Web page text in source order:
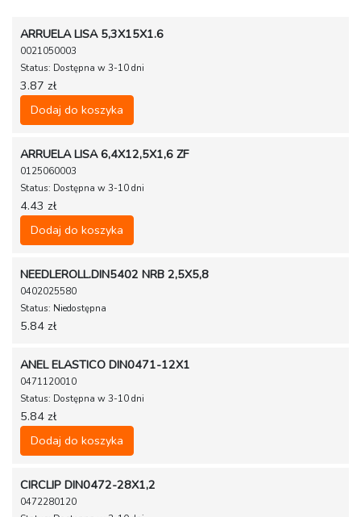
ARRUELA LISA 5,3X15X1.6
0021050003
Status: Dostępna w 3-10 dni
3.87 zł
Dodaj do koszyka
ARRUELA LISA 6,4X12,5X1,6 ZF
0125060003
Status: Dostępna w 3-10 dni
4.43 zł
Dodaj do koszyka
NEEDLEROLL.DIN5402 NRB 2,5X5,8
0402025580
Status: Niedostępna
5.84 zł
ANEL ELASTICO DIN0471-12X1
0471120010
Status: Dostępna w 3-10 dni
5.84 zł
Dodaj do koszyka
CIRCLIP DIN0472-28X1,2
0472280120